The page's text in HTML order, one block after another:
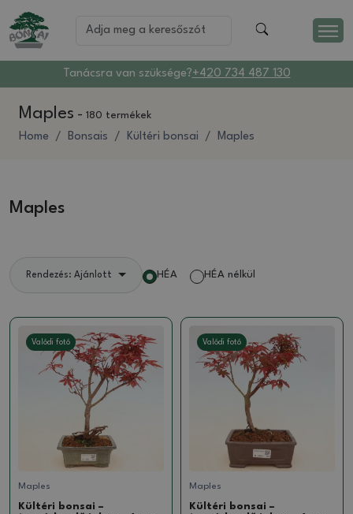
Tanácsra van szüksége?+420 734 487 130
Maples - 180 termékek
Home Bonsais Kültéri bonsai Maples
Maples
Rendezés: Ajánlott HÉA HÉA nélkül
Valódi fotó
Maples
Kültéri bonsai –
Valódi fotó
Maples
Kültéri bonsai –